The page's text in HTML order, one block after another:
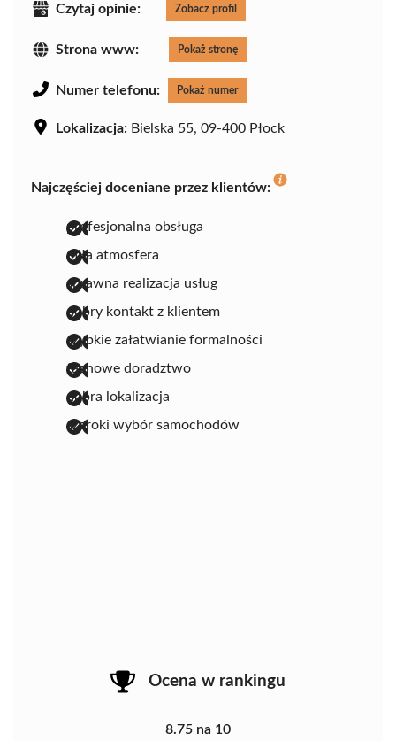
Czytaj opinie: Zobacz profil
Strona www: Pokaż stronę
Numer telefonu: Pokaż numer
Lokalizacja: Bielska 55, 09-400 Płock
Najczęściej doceniane przez klientów:
profesjonalna obsługa
miła atmosfera
sprawna realizacja usług
dobry kontakt z klientem
szybkie załatwianie formalności
fachowe doradztwo
dobra lokalizacja
szeroki wybór samochodów
Ocena w rankingu
8.75 na 10